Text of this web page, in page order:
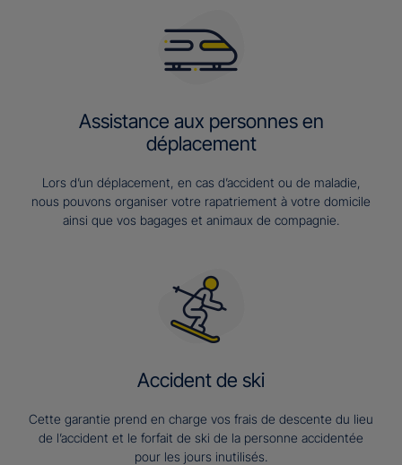
Assistance aux personnes en
déplacement
Lors d’un déplacement, en cas d’accident ou de maladie,
nous pouvons organiser votre rapatriement à votre domicile
ainsi que vos bagages et animaux de compagnie.
Accident de ski
Cette garantie prend en charge vos frais de descente du lieu
de l’accident et le forfait de ski de la personne accidentée
pour les jours inutilisés.